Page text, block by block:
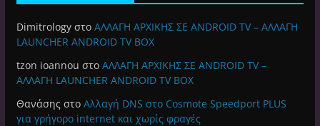
Dimitrologyστο ΑΛΛΑΓΗ ΑΡΧΙΚΗΣ ΣΕ ANDROID TV – ΑΛΛΑΓΗ
LAUNCHER ANDROID TV BOX
tzon ioannou στο ΑΛΛΑΓΗ ΑΡΧΙΚΗΣ ΣΕ ANDROID TV –
ΑΛΛΑΓΗ LAUNCHER ANDROID TV BOX
Θανάσηςστο Αλλαγή DNS στο Cosmote Speedport PLUS
για γρήγορο internet και χωρίς φραγές